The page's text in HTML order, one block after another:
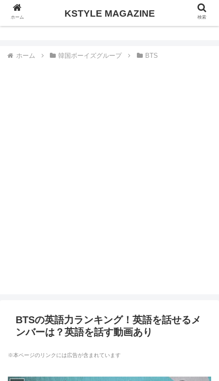
KSTYLE MAGAZINE
ホーム 韓国ボーイズグループ BTS
BTSの英語力ランキング！英語を話せるメ
ンバーは？英語を話す動画あり
※本ページのリンクには広告が含まれています
ホーム KSTYLE MAGAZINE 検索